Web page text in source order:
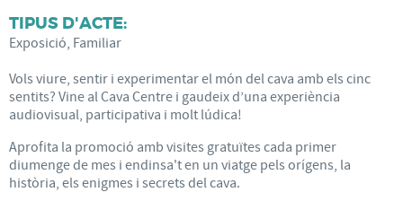
TIPUS D'ACTE:
Exposició, Familiar
Vols viure, sentir i experimentar el món del cava amb els cinc
sentits? Vine al Cava Centre i gaudeix d’una experiència
audiovisual, participativa i molt lúdica!
Aprofita la promoció amb visites gratuïtes cada primer
diumenge de mes i endinsa't en un viatge pels orígens, la
història, els enigmes i secrets del cava.